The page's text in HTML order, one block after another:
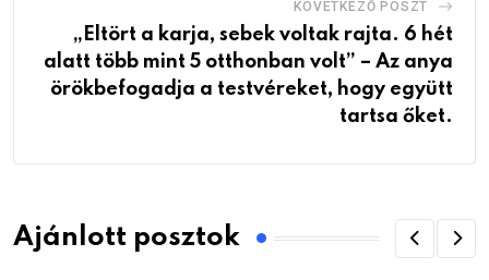
KÖVETKEZŐ POSZT
„Eltört a karja, sebek voltak rajta. 6 hét
alatt több mint 5 otthonban volt” – Az anya
örökbefogadja a testvéreket, hogy együtt
tartsa őket.
Ajánlott posztok